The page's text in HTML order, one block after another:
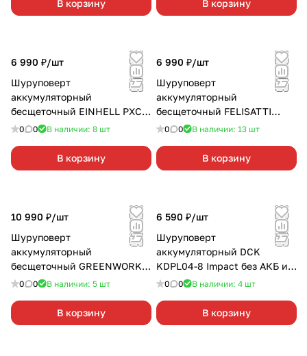
В корзину В корзину
6 990 ₽/шт
Шуруповерт
аккумуляторный
бесщеточный EINHELL PXC
TP-CD 18/80 Li BL без АКБ и
0 0 В наличии: 8 шт
В корзину
6 990 ₽/шт
Шуруповерт
аккумуляторный
бесщеточный FELISATTI
ДА-13/18BK 1х4,0 Ач+З/У
0 0 В наличии: 13 шт
В корзину
10 990 ₽/шт
Шуруповерт
аккумуляторный
бесщеточный GREENWORKS
GD24DD140 без АКБ и З/У
0 0 В наличии: 5 шт
В корзину
6 590 ₽/шт
Шуруповерт
аккумуляторный DCK
KDPL04-8 Impact без АКБ и
З/У
0 0 В наличии: 4 шт
В корзину